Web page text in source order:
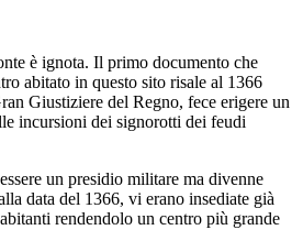
è ignota. Il primo documento che
abitato in questo sito risale al 1366
Giustiziere del Regno, fece erigere un
incursioni dei signorotti dei feudi
un presidio militare ma divenne
data del 1366, vi erano insediate già
rendendolo un centro più grande